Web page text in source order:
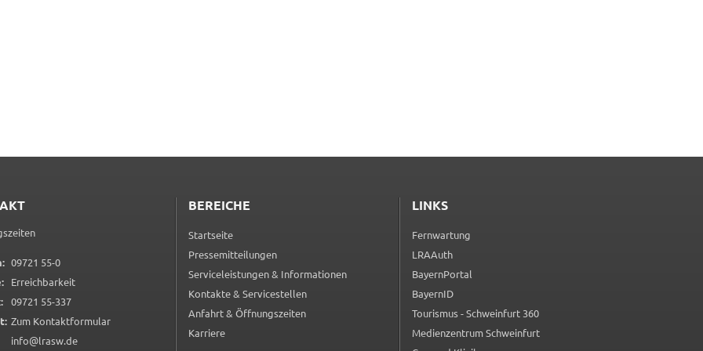
09721 55-00 9 7 2 1 5 5 0
Erreichbarkeit
09721 55-3370 9 7 2 1 5 5 3 3 7
Zum Kontaktformular(öffnet in neuem Tab)
info@lrasw.de
BEREICHE
Startseite
Pressemitteilungen
Serviceleistungen & Informationen
Kontakte & Servicestellen
Anfahrt & Öffnungszeiten
Karriere
LINKS
Fernwartung
(externer Link, öffnet in neuem Tab)
LRAAuth
(externer Link, öffnet in neuem Tab)
BayernPortal
(externer Link, öffnet in neuem Tab)
BayernID
(externer Link, öffnet in neuem Tab)
Tourismus - Schweinfurt 360
(externer Link, öffnet in neuem Tab)
Medienzentrum Schweinfurt
(externer Link, öffnet in neuem Tab)